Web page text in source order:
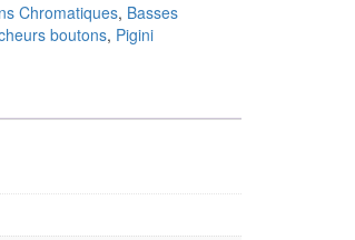
Chromatiques, Basses
boutons, Pigini